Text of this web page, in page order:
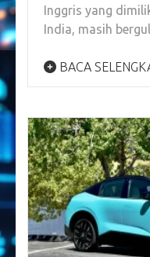
Inggris yang
India, masih
BACA